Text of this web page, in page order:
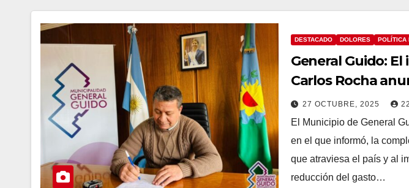
DESTACADO DOLORES POLÍTICA
General Guido:
Carlos Rocha
ajuste económico
sueldos y
27 OCTUBRE, 2025
El Municipio de General
en el que informó, la
que atraviesa el país y al
reducción del gasto…